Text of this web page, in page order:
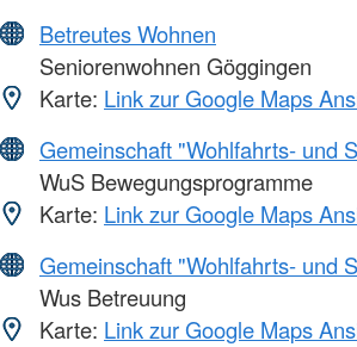
Betreutes Wohnen
Seniorenwohnen Göggingen
Karte: Link zur Google Maps
Gemeinschaft "Wohlfahrts- und
WuS Bewegungsprogramme
Karte: Link zur Google Maps
Gemeinschaft "Wohlfahrts- und
Wus Betreuung
Karte: Link zur Google Maps